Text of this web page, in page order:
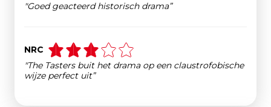
"Goed geacteerd historisch drama”
NRC
"The Tasters buit het drama op een claustrofobische
wijze perfect uit”